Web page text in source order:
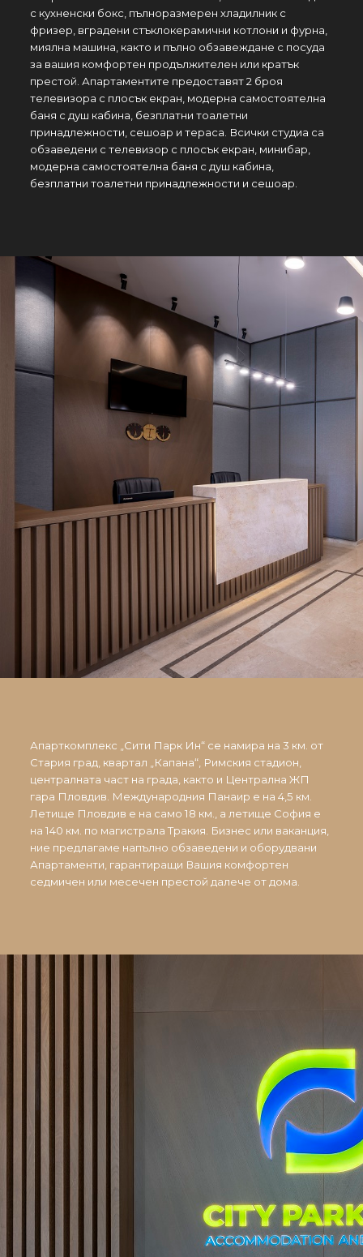
с кухненски бокс, пълноразмерен хладилник с
фризер, вградени стъклокерамични котлони и фурна,
миялна машина, както и пълно обзавеждане с посуда
за вашия комфортен продължителен или кратък
престой. Апартаментите предоставят 2 броя
телевизора с плосък екран, модерна самостоятелна
баня с душ кабина, безплатни тоалетни
принадлежности, сешоар и тераса. Всички студиа са
обзаведени с телевизор с плосък екран, минибар,
модерна самостоятелна баня с душ кабина,
безплатни тоалетни принадлежности и сешоар.
Апарткомплекс „Сити Парк Ин“ се намира на 3 км. от
Стария град, квартал „Капана“, Римския стадион,
централната част на града, както и Централна ЖП
гара Пловдив. Международния Панаир е на 4,5 км.
Летище Пловдив е на само 18 км., а летище София е
на 140 км. по магистрала Тракия. Бизнес или ваканция,
ние предлагаме напълно обзаведени и оборудвани
Апартаменти, гарантиращи Вашия комфортен
седмичен или месечен престой далече от дома.